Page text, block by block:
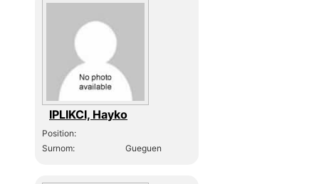
IPLIKCI, Hayko
Position:
Surnom:
Gueguen